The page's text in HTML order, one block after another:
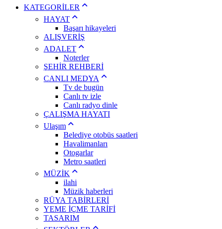
KATEGORİLER
HAYAT
Başarı hikayeleri
ALIŞVERİŞ
ADALET
Noterler
ŞEHİR REHBERİ
CANLI MEDYA
Tv de bugün
Canlı tv izle
Canlı radyo dinle
ÇALIŞMA HAYATI
Ulaşım
Belediye otobüs saatleri
Havalimanları
Otogarlar
Metro saatleri
MÜZİK
ilahi
Müzik haberleri
RÜYA TABİRLERİ
YEME İÇME TARİFİ
TASARIM